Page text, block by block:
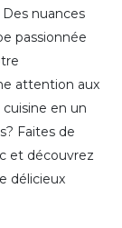
nuances
passionnée
attention aux
en un
Faites de
et découvrez
délicieux